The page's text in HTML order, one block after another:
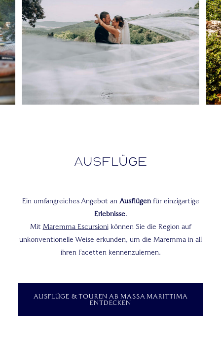
Ausflüge
Ein umfangreiches Angebot an Ausflügen für einzigartige
Erlebnisse.
Mit Maremma Escursionikönnen Sie die Region auf
unkonventionelle Weise erkunden, um die Maremma in all
ihren Facetten kennenzulernen.
AUSFLÜGE & TOUREN AB MASSA MARITTIMA
ENTDECKEN